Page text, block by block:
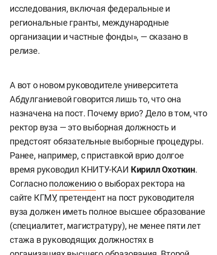
исследования, включая федеральные и
региональные гранты, международные
организации и частные фонды», — сказано в
релизе.
А вот о новом руководителе университета
Абдулганиевой говорится лишь то, что она
назначена на пост. Почему врио? Дело в том, что
ректор вуза — это выборная должность и
предстоят обязательные выборные процедуры.
Ранее, например, с приставкой врио долгое
время руководил КНИТУ-КАИ Кирилл Охоткин.
Согласноположениюо выборах ректора на
сайте КГМУ, претендент на пост руководителя
вуза должен иметь полное высшее образование
(специалитет, магистратуру), не менее пяти лет
стажа в руководящих должностях в